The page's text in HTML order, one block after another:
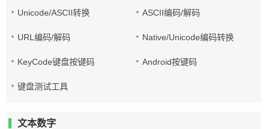
Unicode/ASCII转换 ASCII编码/解码
URL编码/解码 Native/Unicode编码转换
KeyCode键盘按键码 Android按键码
键盘测试工具
文本数字